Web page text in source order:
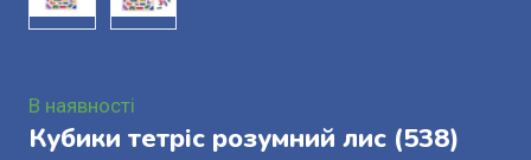
В наявності
Кубики тетріс розумний лис (538)